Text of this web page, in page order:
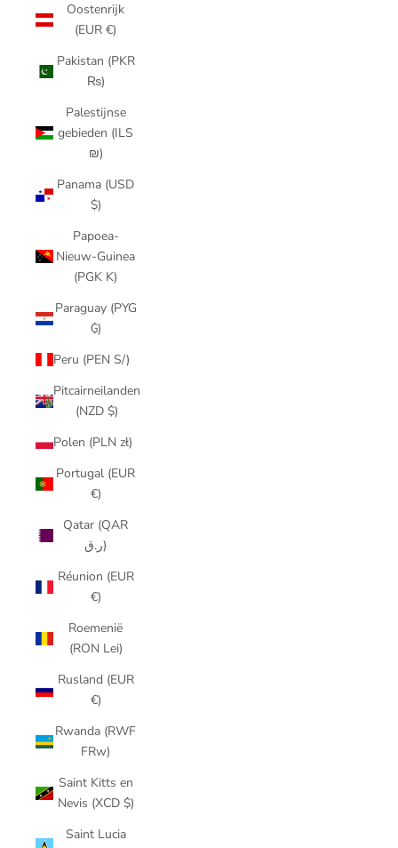
Oostenrijk
(EUR €)
Pakistan (PKR
₨)
Palestijnse
gebieden (ILS
₪)
Panama (USD
$)
Papoea-
Nieuw-Guinea
(PGK K)
Paraguay (PYG
₲)
Peru (PEN S/)
Pitcairneilanden
(NZD $)
Polen (PLN zł)
Portugal (EUR
€)
Qatar (QAR
ر.ق)
Réunion (EUR
€)
Roemenië
(RON Lei)
Rusland (EUR
€)
Rwanda (RWF
FRw)
Saint Kitts en
Nevis (XCD $)
Saint Lucia